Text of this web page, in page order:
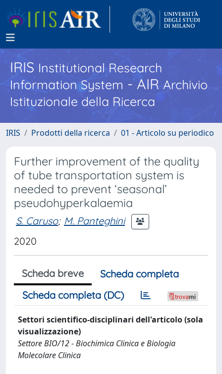
IRISInstitutional Research
Information System - AIR Archivio
Istituzionale della Ricerca
IRIS Prodotti della ricerca 01 - Articolo su periodico
Further improvement of the quality
of tube transportation system is
needed to prevent ‘seasonal’
pseudohyperkalaemia
S. Caruso; M. Panteghini
2020
Scheda breve
Scheda completa
Scheda completa (DC)
Settori scientifico-disciplinari dell'articolo (sola
visualizzazione)
Settore BIO/12 - Biochimica Clinica e Biologia
Molecolare Clinica